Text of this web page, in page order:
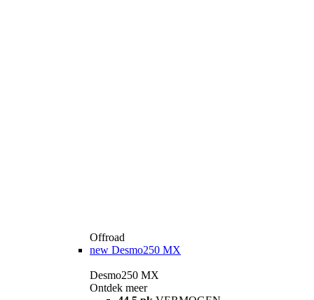
Offroad
new Desmo250 MX
Desmo250 MX
Ontdek meer